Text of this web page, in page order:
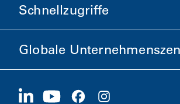
Unternehmensinformationen
Karriere
Schnellzugriffe
Investoren
Nachhaltigkeit
Globale
1400 W 94th Street